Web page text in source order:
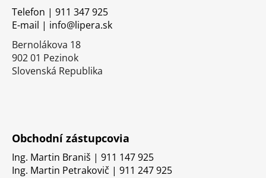
Telefon | 911 347 925
E-mail | info@lipera.sk
Bernolákova 18
902 01 Pezinok
Slovenská Republika
Obchodní zástupcovia
Ing. Martin Braniš | 911 147 925
Ing. Martin Petrakovič | 911 247 925